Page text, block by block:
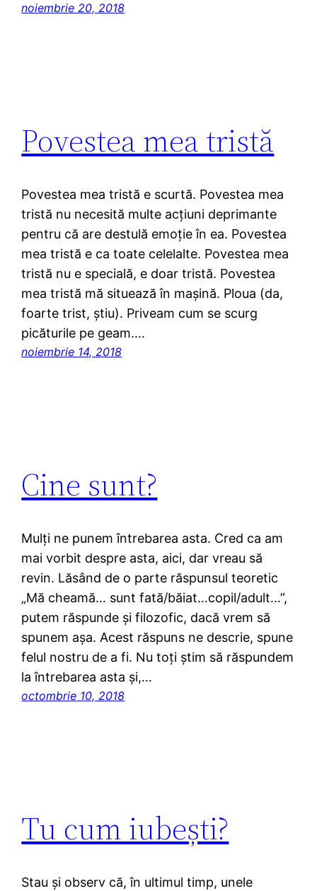
noiembrie 20, 2018
Povestea mea tristă
Povestea mea tristă e scurtă. Povestea mea
tristă nu necesită multe acțiuni deprimante
pentru că are destulă emoție în ea. Povestea
mea tristă e ca toate celelalte. Povestea mea
tristă nu e specială, e doar tristă. Povestea
mea tristă mă situează în mașină. Ploua (da,
foarte trist, știu). Priveam cum se scurg
picăturile pe geam.…
noiembrie 14, 2018
Cine sunt?
Mulți ne punem întrebarea asta. Cred ca am
mai vorbit despre asta, aici, dar vreau să
revin. Lăsând de o parte răspunsul teoretic
„Mă cheamă… sunt fată/băiat…copil/adult…”,
putem răspunde și filozofic, dacă vrem să
spunem așa. Acest răspuns ne descrie, spune
felul nostru de a fi. Nu toți știm să răspundem
la întrebarea asta și,…
octombrie 10, 2018
Tu cum iubești?
Stau și observ că, în ultimul timp, unele